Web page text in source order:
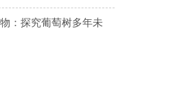
：探究葡萄树多年未